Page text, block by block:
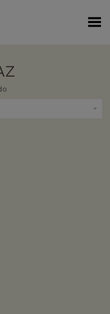
Menú Alterno